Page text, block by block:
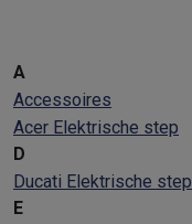
A
Accessoires
Acer Elektrische step
D
Ducati Elektrische step
E